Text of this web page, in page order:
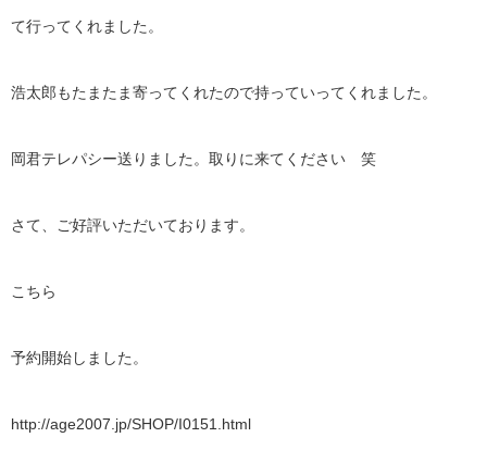
て行ってくれました。
浩太郎もたまたま寄ってくれたので持っていってくれました。
岡君テレパシー送りました。取りに来てください 笑
さて、ご好評いただいております。
こちら
予約開始しました。
http://age2007.jp/SHOP/I0151.html